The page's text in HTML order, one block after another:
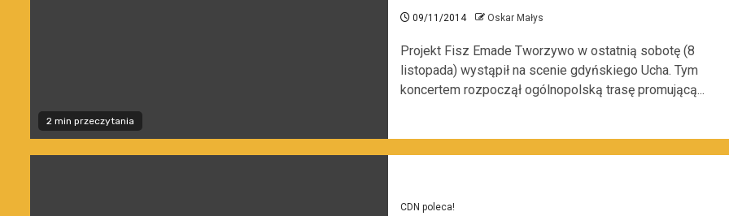
2 min przeczytania
09/11/2014 Oskar Małys
Projekt Fisz Emade Tworzywo w ostatnią sobotę (8
listopada) wystąpił na scenie gdyńskiego Ucha. Tym
koncertem rozpoczął ogólnopolską trasę promującą...
CDN poleca!